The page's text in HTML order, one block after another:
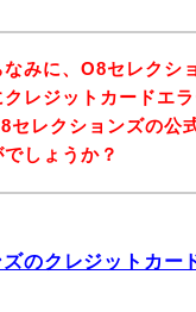
なみに、O8セレクシ
クレジットカードエ
セレクションズの公
でしょうか？
のクレジットカー